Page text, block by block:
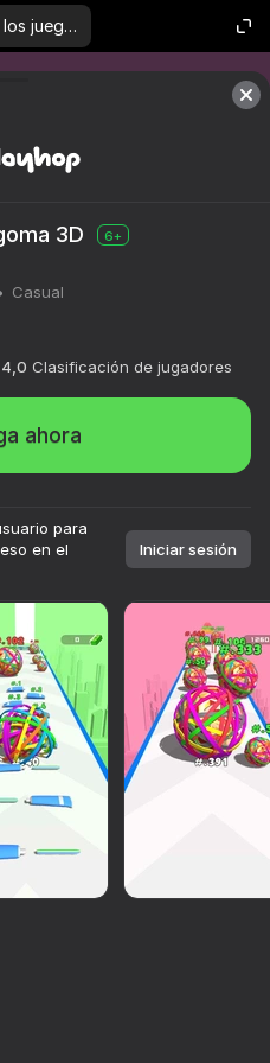
Todos los juegos
3D 6+
Casual
4,0 Clasificación de jugadores
ahora
para
en el
Iniciar sesión